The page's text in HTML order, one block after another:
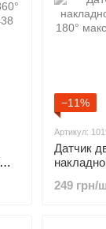
−11%
Артикул:
Датчик
249 грн/